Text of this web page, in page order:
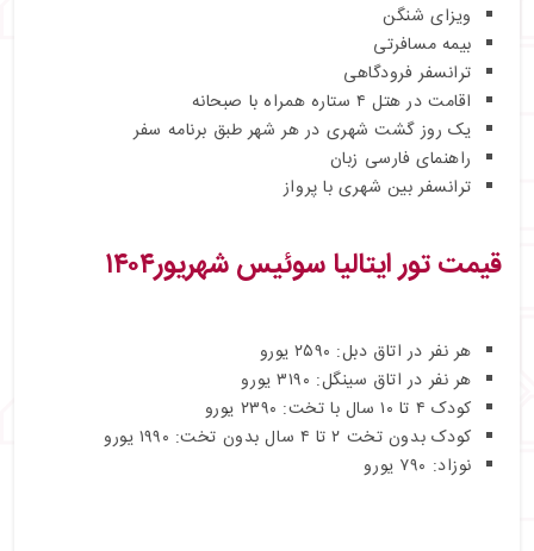
ویزای شنگن
بیمه مسافرتی
ترانسفر فرودگاهی
اقامت در هتل ۴ ستاره همراه با صبحانه
یک روز گشت شهری در هر شهر طبق برنامه سفر
راهنمای فارسی‌ زبان
ترانسفر بین شهری با پرواز
قیمت تور ایتالیا سوئیس شهریور۱۴۰۴
هر نفر در اتاق دبل: ۲۵۹۰ یورو
هر نفر در اتاق سینگل: ۳۱۹۰ یورو
کودک ۴ تا ۱۰ سال با تخت: ۲۳۹۰ یورو
کودک بدون تخت ۲ تا ۴ سال بدون تخت: ۱۹۹۰ یورو
نوزاد: ۷۹۰ یورو